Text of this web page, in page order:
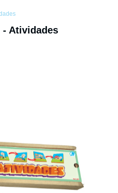
- Atividades